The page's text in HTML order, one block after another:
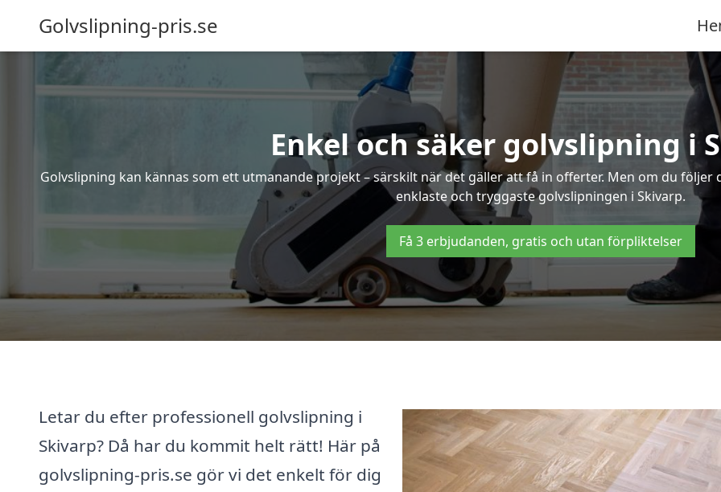
Golvslipning-pris.se
Enkel och säker golvslipning i
Golvslipning kan kännas som ett utmanande projekt – särskilt när det gäller att få in offerter. Men om du
enklaste och tryggaste golvslipningen i Skivarp.
Få 3 erbjudanden, gratis och utan förpliktelser
Letar du efter professionell golvslipning i
Skivarp? Då har du kommit helt rätt! Här på
golvslipning-pris.se gör vi det enkelt för dig